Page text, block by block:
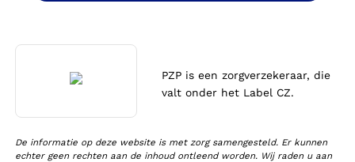
PZP is een zorgverzekeraar, die
valt onder het Label CZ.
De informatie op deze website is met zorg samengesteld. Er kunnen
echter geen rechten aan de inhoud ontleend worden. Wij raden u aan